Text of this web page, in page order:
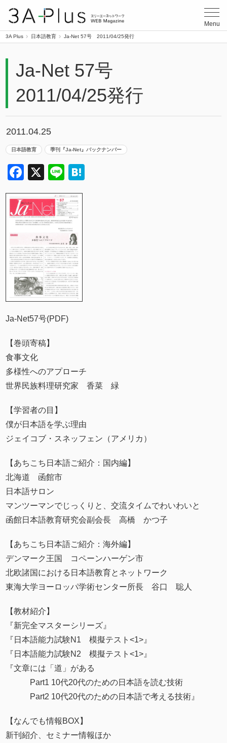
Menu
3A Plus 日本語教育 Ja-Net 57号 2011/04/25発行
Ja-Net 57号
2011/04/25発行
2011.04.25
日本語教育 季刊『Ja-Net』バックナンバー
Facebook
X Line
Ja-Net57号(PDF)
【巻頭寄稿】
食事文化
多様性へのアプローチ
世界民族料理研究家 香菜 緑
【学習者の目】
僕が日本語を学ぶ理由
ジェイコブ・スネッフェン（アメリカ）
【あちこち日本語ご紹介：国内編】
北海道 函館市
日本語サロン
マンツーマンでじっくりと、交流タイムでわいわいと
函館日本語教育研究会副会長 高橋 かつ子
【あちこち日本語ご紹介：海外編】
デンマーク王国 コペーンハーゲン市
北欧諸国における日本語教育とネットワーク
東海大学ヨーロッパ学術センター所長 谷口 聡人
【教材紹介】
『新完全マスターシリーズ』
『日本語能力試験N1 模擬テスト<1>』
『日本語能力試験N2 模擬テスト<1>』
『文章には「道」がある
Part1 10代20代のための日本語を読む技術
Part2 10代20代のための日本語で考える技術』
【なんでも情報BOX】
新刊紹介、セミナー情報ほか